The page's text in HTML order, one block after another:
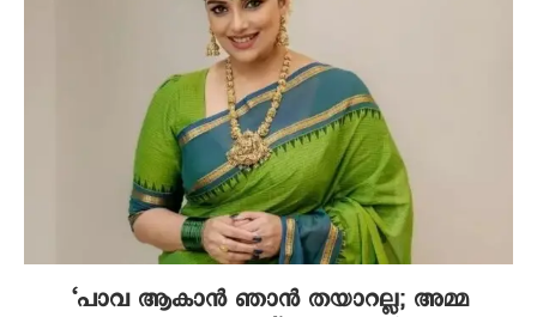
‘പാവ ആകാന്‍ ഞാന്‍ തയാറല്ല; അമ്മ